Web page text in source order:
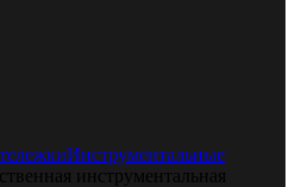
Инструментальные
инструментальная